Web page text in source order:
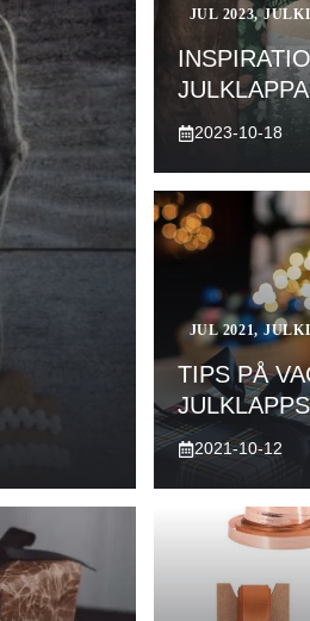
JUL 2023,
2023-10-18
JUL 2021,
TIPS PÅ
2021-10-12